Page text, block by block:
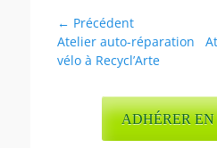
Navigation
de
l’article
← Précédent
Article
précédent :
Atelier auto-réparation
vélo à Recycl’Arte
ADHÉRER